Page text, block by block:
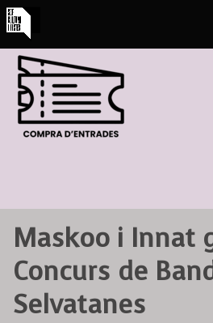
Maskoo i Innat
Concurs de
Selvatanes